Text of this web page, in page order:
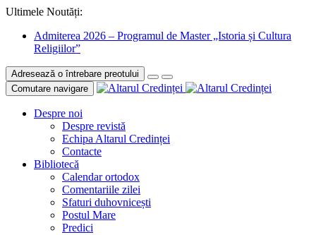
Ultimele Noutăți:
Admiterea 2026 – Programul de Master „Istoria și Cultura
Religiilor”
Adresează o întrebare preotului
Comutare navigare
Despre noi
Despre revistă
Echipa Altarul Credinței
Contacte
Bibliotecă
Calendar ortodox
Comentariile zilei
Sfaturi duhovnicești
Postul Mare
Predici